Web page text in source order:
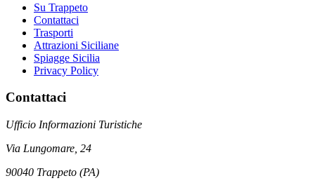
Su Trappeto
Contattaci
Trasporti
Attrazioni Siciliane
Spiagge Sicilia
Privacy Policy
Contattaci
Ufficio Informazioni Turistiche
Via Lungomare, 24
90040 Trappeto (PA)